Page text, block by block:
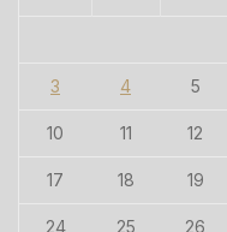
3 4 5
10 11 12
17 18 19
24 25 26